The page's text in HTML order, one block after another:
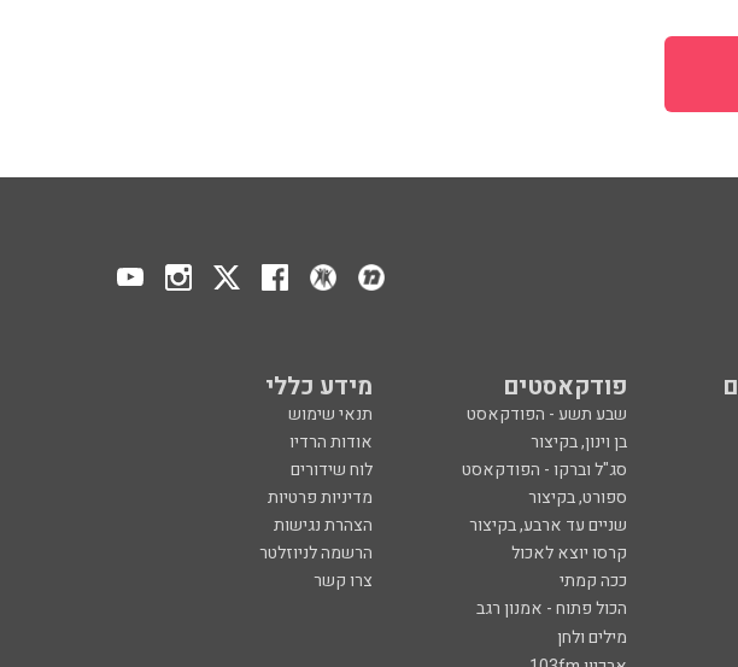
פודקאסטים מידע כללי
שבע תשע - הפודקאסט
תנאי שימוש
בן וינון, בקיצור
אודות הרדיו
סג"ל וברקו - הפודקאסט
לוח שידורים
ספורט, בקיצור
מדיניות פרטיות
שניים עד ארבע, בקיצור
הצהרת נגישות
קרסו יוצא לאכול
הרשמה לניוזלטר
ככה קמתי
צרו קשר
הכול פתוח - אמנון רגב
מילים ולחן